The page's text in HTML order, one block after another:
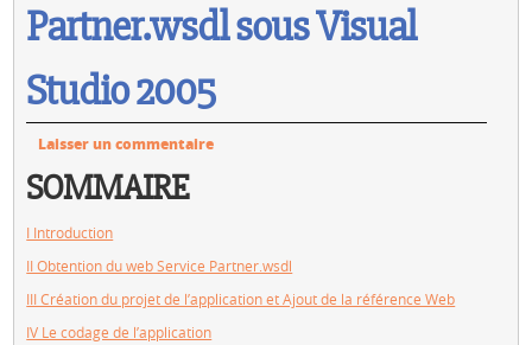
Partner.wsdl sous Visual
Studio 2005
Laisser un commentaire
SOMMAIRE
I Introduction
II Obtention du web Service Partner.wsdl
III Création du projet de l’application et Ajout de la référence Web
IV Le codage de l’application